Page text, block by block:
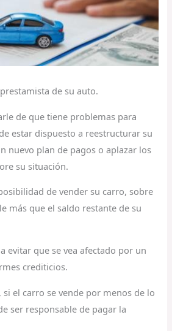
de su auto.
de que tiene problemas para
estar dispuesto a reestructurar su
nuevo plan de pagos o aplazar los
su situación.
de vender su carro, sobre
más que el saldo restante de su
evitar que se vea afectado por un
crediticios.
si el carro se vende por menos de lo
ser responsable de pagar la